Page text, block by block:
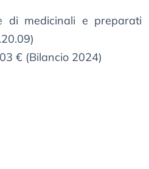
di medicinali e preparati
€ (Bilancio 2024)